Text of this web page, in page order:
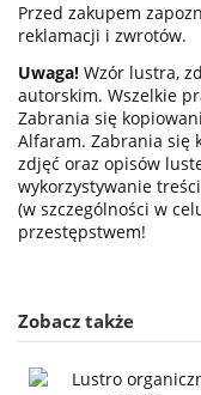
Przed zakupem
reklamacji i zwrotów.
Uwaga! Wzór lustra,
autorskim. Wszelkie
Zabrania się
Alfaram. Zabrania się
zdjęć oraz opisów
wykorzystywanie
(w szczególności w
przestępstwem!
Zobacz także